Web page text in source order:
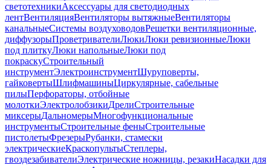
светотехникиАксессуары для светодиодных
лентВентиляцияВентиляторы вытяжныеВентиляторы
канальныеСистемы воздуховодовРешетки вентиляционные,
диффузорыПроветривателиЛюкиЛюки ревизионныеЛюки
под плиткуЛюки напольныеЛюки под
покраскуСтроительный
инструментЭлектроинструментШуруповерты,
гайковертыШлифмашиныЦиркулярные, сабельные
пилыПерфораторы, отбойные
молоткиЭлектролобзикиДрелиСтроительные
миксерыДальномерыМногофункциональные
инструментыСтроительные феныСтроительные
пистолетыФрезерыРубанки, стамески
электрическиеКраскопультыСтеплеры,
гвоздезабивателиЭлектрические ножницы, резакиНасадки для